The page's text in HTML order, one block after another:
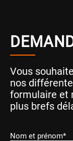
Vous
nos
formulaire et
plus brefs
Nom et prénom*